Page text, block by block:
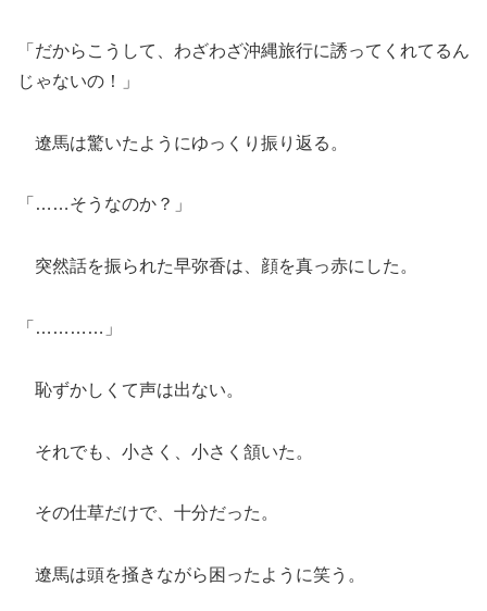
「だからこうして、わざわざ沖縄旅行に誘ってくれてるん
じゃないの！」
遼馬は驚いたようにゆっくり振り返る。
「……そうなのか？」
突然話を振られた早弥香は、顔を真っ赤にした。
「…………」
恥ずかしくて声は出ない。
それでも、小さく、小さく頷いた。
その仕草だけで、十分だった。
遼馬は頭を掻きながら困ったように笑う。